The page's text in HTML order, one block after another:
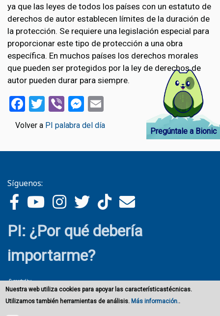
ya que las leyes de todos los países con un estatuto de
derechos de autor establecen límites de la duración de
la protección. Se requiere una legislación especial para
proporcionar este tipo de protección a una obra
específica. En muchos países los derechos morales
que pueden ser protegidos por la ley de derechos de
autor pueden durar para siempre.
Facebook
Twitter
ViberMessenger
Volver a PI palabra del día
Pregúntale a Bionic
Síguenos:
PI: ¿Por qué debería
importarme?
Nuestra web utiliza cookies para apoyar las característicastécnicas.
Utilizamos también herramientas de análisis. Más información..